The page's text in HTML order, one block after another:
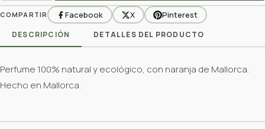
COMPARTIR Facebook X Pinterest
DESCRIPCIÓN DETALLES DEL PRODUCTO
Perfume 100% natural y ecológico, con naranja de Mallorca.
Hecho en Mallorca.